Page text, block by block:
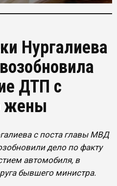
Нургалиева
ДТП с
жены
с поста главы МВД
дело по факту
автомобиля, в
бывшего министра.